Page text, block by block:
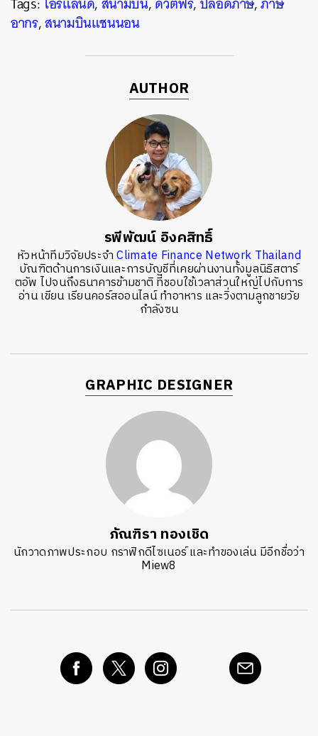
อากร,สนามบินแชนนอน
AUTHOR
รพีพัฒน์ อิงคสิทธิ์
หัวหน้าทีมวิจัยประจำClimate Finance Network Thailand
บัณฑิตด้านการเงินและการบัญชีที่เคยผ่านงานทั้งมูลนิธิสตาร์
ตอัพ ไปจนถึงธนาคารข้ามชาติ ที่ชอบใช้เวลาส่วนใหญ่ไปกับการ
อ่าน เขียน เรียนคอร์สออนไลน์ ทำอาหาร และวิ่งตามลูกชายวัย
กำลังซน
GRAPHIC DESIGNER
ภัณฑิรา ทองเชิด
นักวาดภาพประกอบ กราฟิกดีไซเนอร์ และทำของเล่น มีอีกชื่อว่า
Miew8